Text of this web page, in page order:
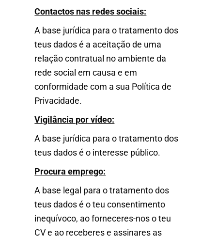
Contactos nas redes sociais:
A base jurídica para o tratamento dos
teus dados é a aceitação de uma
relação contratual no ambiente da
rede social em causa e em
conformidade com a sua Política de
Privacidade.
Vigilância por vídeo:
A base jurídica para o tratamento dos
teus dados é o interesse público.
Procura emprego:
A base legal para o tratamento dos
teus dados é o teu consentimento
inequívoco, ao forneceres-nos o teu
CV e ao receberes e assinares as